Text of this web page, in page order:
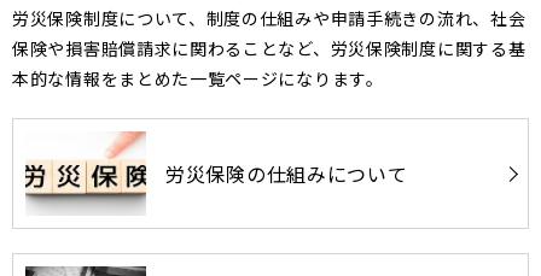
労災保険制度について、制度の仕組みや申請手続きの流れ、社会
保険や損害賠償請求に関わることなど、労災保険制度に関する基
本的な情報をまとめた一覧ページになります。
労災保険の仕組みについて